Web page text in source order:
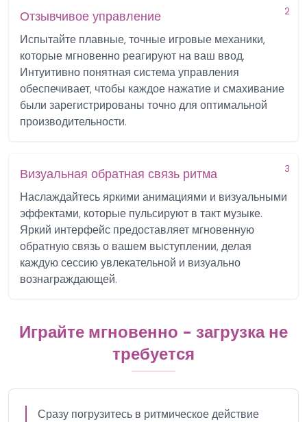
2
Отзывчивое управление
Испытайте плавные, точные игровые механики,
которые мгновенно реагируют на ваш ввод.
Интуитивно понятная система управления
обеспечивает, чтобы каждое нажатие и смахивание
были зарегистрированы точно для оптимальной
производительности.
3
Визуальная обратная связь ритма
Наслаждайтесь яркими анимациями и визуальными
эффектами, которые пульсируют в такт музыке.
Яркий интерфейс предоставляет мгновенную
обратную связь о вашем выступлении, делая
каждую сессию увлекательной и визуально
вознаграждающей.
Играйте мгновенно - загрузка не
требуется
Сразу погрузитесь в ритмическое действие